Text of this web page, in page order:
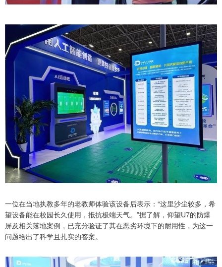
一位在当地执教多年的老教师体验该设备后表示：“这里沙尘较多，希
望设备能在校园长久使用，抵抗极端天气。”据了解，仰望U7的防爆
屏及相关落地案例，已充分验证了其在恶劣环境下的耐用性，为这一
问题给出了科学且扎实的答案。